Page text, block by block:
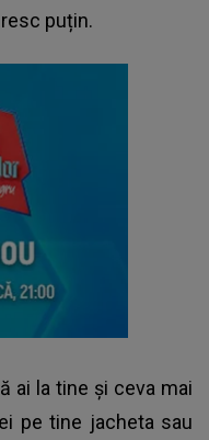
puțin.
ai la tine și ceva mai
pe tine jacheta sau